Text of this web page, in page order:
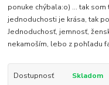
ponuke chýbala:o) ... tak
jednoduchosti je krása, tak
Jednoduchosť, jemnosť,
nekamoším, lebo z pohľadu
Dostupnosť
Skladom